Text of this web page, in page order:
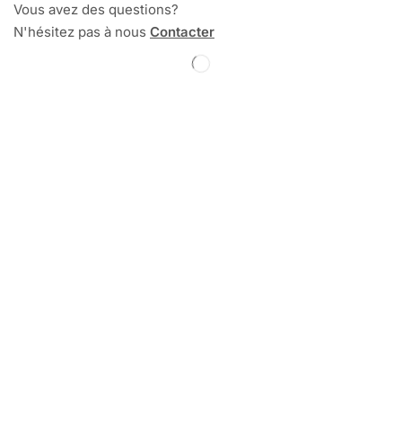
Vous avez des questions?
N'hésitez pas à nous Contacter